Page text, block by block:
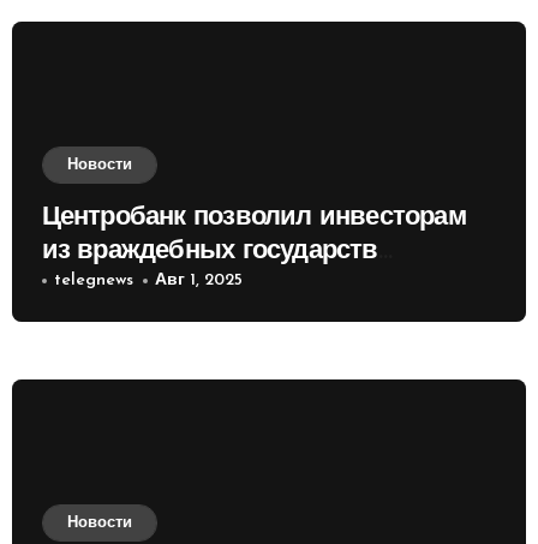
Новости
Центробанк позволил инвесторам
из враждебных государств
приобретать валюту
telegnews Авг 1, 2025
Новости